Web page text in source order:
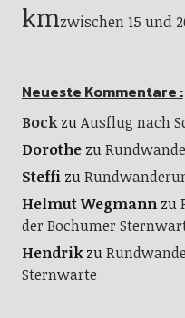
kmzwischen 15 und
Neueste Kommentare :
BockzuAusflug nach
Dorothezu
Steffizu
Helmut Wegmannzu
der Bochumer
Hendrikzu
Sternwarte